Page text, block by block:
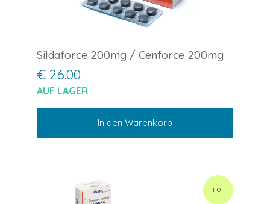
Sildaforce 200mg / Cenforce 200mg
€ 26.00
AUF LAGER
In den Warenkorb
HOT